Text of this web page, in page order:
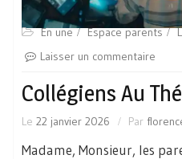
En une Espace parents
Laisser un commentaire
Collégiens Au
Le 22 janvier 2026 Par
Madame, Monsieur, les